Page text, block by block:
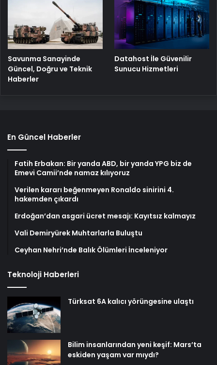
Savunma Sanayinde
Güncel, Doğru ve Teknik
Haberler
Datahost İle Güvenilir
Sunucu Hizmetleri
En Güncel Haberler
Fatih Erbakan: Bir yanda ABD, bir yanda YPG biz de
Emevi Camii’nde namaz kılıyoruz
Verilen kararı beğenmeyen Ronaldo sinirini 4.
hakemden çıkardı
Erdoğan’dan asgari ücret mesajı: Kayıtsız kalmayız
Vali Demiryürek Muhtarlarla Buluştu
Ceyhan Nehri’nde Balık Ölümleri İnceleniyor
Teknoloji Haberleri
Türksat 6A kalıcı yörüngesine ulaştı
Bilim insanlarından yeni keşif: Mars’ta
eskiden yaşam var mıydı?